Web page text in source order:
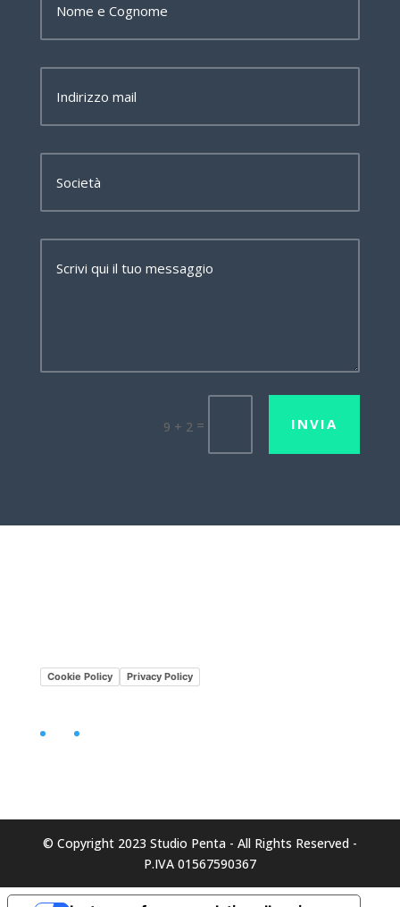
9 + 2 = INVIA
Cookie Policy Privacy Policy
Facebook
© Copyright 2023 Studio Penta - All Rights Reserved -
P.IVA 01567590367